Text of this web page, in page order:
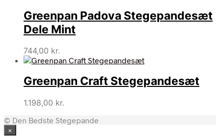
var:
559,00 kr..
er:
499,00 kr..
Greenpan Padova Stegepandesæt
Dele Mint
744,00 kr.
Greenpan Craft Stegepandesæt
1.198,00 kr.
© Den Bedste Stegepande
×